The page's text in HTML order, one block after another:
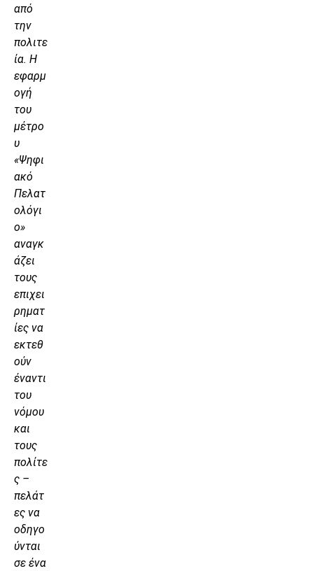
από
την
πολιτε
ία. Η
εφαρμ
ογή
του
μέτρο
υ
«Ψηφι
ακό
Πελατ
ολόγι
ο»
αναγκ
άζει
τους
επιχει
ρηματ
ίες να
εκτεθ
ούν
έναντι
του
νόμου
και
τους
πολίτε
ς –
πελάτ
ες να
οδηγο
ύνται
σε ένα